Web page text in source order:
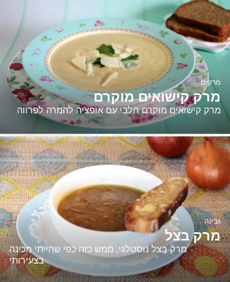
מרק קישואים מוקרם
מרקים
מרק קישואים מוקרם חלבי עם אופציה להמרה לפרווה
מרק בצל
גבינה
מרק בצל נוסטלגי, ממש כזה כפי שהייתי מכינה
בצעירותי